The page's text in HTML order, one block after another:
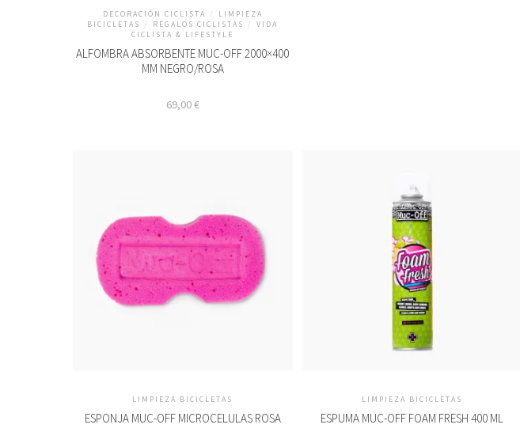
DECORACIÓN CICLISTA /
LIMPIEZA
BICICLETAS
/ REGALOS CICLISTAS /
VIDA
CICLISTA & LIFESTYLE
ALFOMBRA ABSORBENTE MUC-OFF 2000×400
MM NEGRO/ROSA
69,00€
LIMPIEZA BICICLETAS
ESPONJA MUC-OFF MICROCELULAS ROSA
LIMPIEZA BICICLETAS
ESPUMA MUC-OFF FOAM FRESH 400 ML